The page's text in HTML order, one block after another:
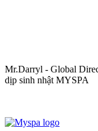
Mr.Darryl - Global
dịp sinh nhật MYSPA